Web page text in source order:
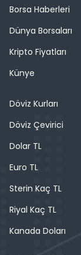
Borsa Haberleri
Dünya Borsaları
Kripto Fiyatları
Künye
Döviz Kurları
Döviz Çevirici
Dolar TL
Euro TL
Sterin Kaç TL
Riyal Kaç TL
Kanada Doları